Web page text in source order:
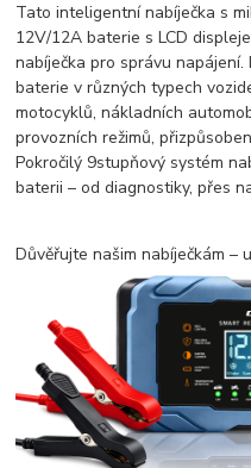
Tato inteligentní nabíječka s
12V/12A baterie s LCD
nabíječka pro správu napájení.
baterie v různých typech
motocyklů, nákladních
provozních režimů,
Pokročilý 9stupňový systém
baterii – od diagnostiky, přes
Důvěřujte našim nabíječkám –